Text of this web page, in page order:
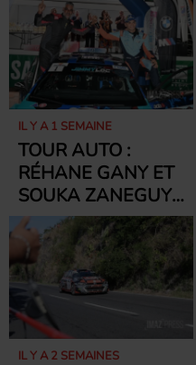
STADE DE LA
REDOUTE POUR LE
"MONDIAL DES
ENFANTS"
IL Y A 1 SEMAINE
TOUR AUTO :
RÉHANE GANY ET
SOUKA ZANEGUY
SUR LA PLUS
HAUTE MARCHE
DU PODIUM
IL Y A 2 SEMAINES